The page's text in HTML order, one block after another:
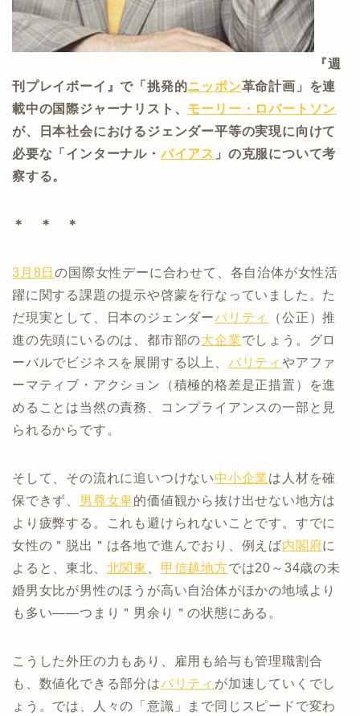
『週
刊プレイボーイ』で「挑発的ニッポン革命計画」を連
載中の国際ジャーナリスト、 モーリー・ロバートソン
が、日本社会におけるジェンダー平等の実現に向けて
必要な「インターナル・バイアス 」の克服について考
察する。
＊ ＊ ＊
3月8日の国際女性デーに合わせて、各自治体が女性活
躍に関する課題の提示や啓蒙を行なっていました。た
だ現実として、日本のジェンダーパリティ
（公正）推
進の先頭にいるのは、都市部の大企業でしょう。グロ
ーバルでビジネスを展開する以上、 パリティやアファ
ーマティブ・アクション（積極的格差是正措置）を進
めることは当然の責務、コンプライアンスの一部と見
られるからです。
そして、その流れに追いつけない中小企業は人材を確
保できず、 男尊女卑的価値観から抜け出せない地方は
より疲弊する。これも避けられないことです。すでに
女性の＂脱出＂は各地で進んでおり、例えば内閣府に
よると、東北、 北関東 甲信越地方では20～34歳の未
婚男女比が男性のほうが高い自治体がほかの地域より
も多い――つまり＂男余り＂の状態にある。
こうした外圧の力もあり、雇用も給与も管理職割合
も、数値化できる部分はパリティ が加速していくでし
ょう。では、人々の「意識」まで同じスピードで変わ